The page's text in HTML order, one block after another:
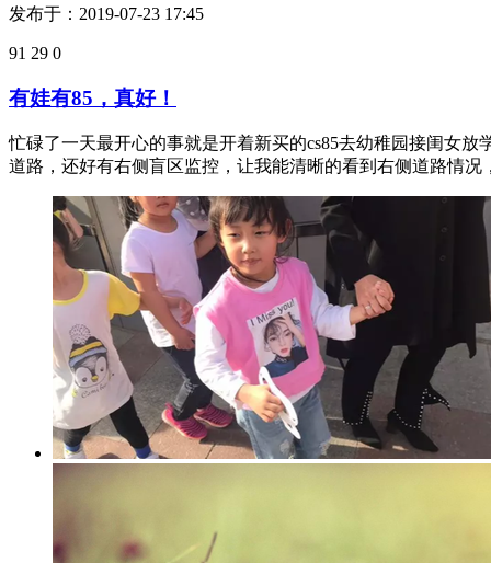
文笔峰小唐
发布于：2019-07-23 17:45
0
有娃有85，真好！
忙碌了一天最开心的事就是开着新买的cs85去幼稚园接闺女
道路，还好有右侧盲区监控，让我能清晰的看到右侧道路情况